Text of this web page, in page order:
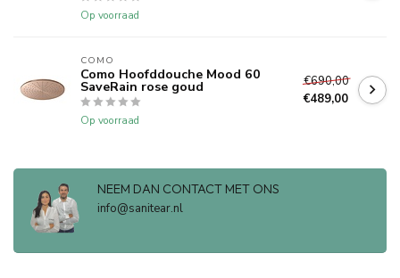
Op voorraad
COMO
Como Hoofddouche Mood 60
SaveRain rose goud
Op voorraad
€690,00
€489,00
NEEM DAN CONTACT MET ONS
info@sanitear.nl